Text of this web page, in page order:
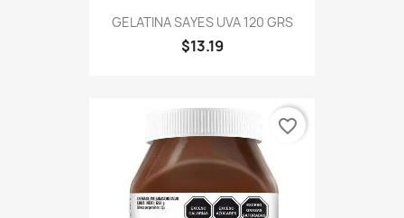
GELATINA SAYES UVA 120 GRS
$13.19
favorite_border